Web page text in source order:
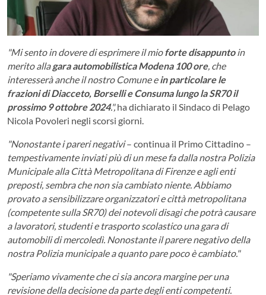
"Mi sento in dovere di esprimere il mioforte disappuntoin
merito allagara automobilistica Modena 100 ore, che
interesserà anche il nostro Comune ein particolare le
frazioni di Diacceto, Borselli e Consuma lungo la SR70 il
prossimo 9 ottobre 2024.",ha dichiarato il Sindaco di Pelago
Nicola Povoleri negli scorsi giorni.
"Nonostante i pareri negativi– continua il Primo Cittadino –
tempestivamente inviati più di un mese fa dalla nostra Polizia
Municipale alla Città Metropolitana di Firenze e agli enti
preposti, sembra che non sia cambiato niente. Abbiamo
provato a sensibilizzare organizzatori e città metropolitana
(competente sulla SR70) dei notevoli disagi che potrà causare
a lavoratori, studenti e trasporto scolastico una gara di
automobili di mercoledì. Nonostante il parere negativo della
nostra Polizia municipale a quanto pare poco è cambiato."
"Speriamo vivamente che ci sia ancora margine per una
revisione della decisione da parte degli enti competenti.